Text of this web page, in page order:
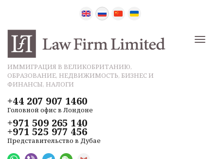
ИММИГРАЦИЯ В ВЕЛИКОБРИТАНИЮ,
ОБРАЗОВАНИЕ, НЕДВИЖИМОСТЬ, БИЗНЕС И
ФИНАНСЫ, НАЛОГИ
+44 207 907 1460
Головной офис в Лондоне
+971 509 265 140
+971 525 977 456
Представительство в Дубае